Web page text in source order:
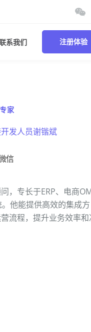
系我们 注册体验
家
信
，专长于ERP、电商
他能提供高效的集成方
流程，提升业务效率和